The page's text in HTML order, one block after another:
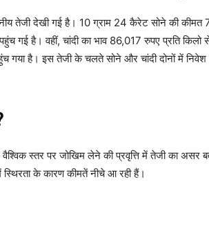
तेजी देखी गई है। 10 ग्राम 24 कैरेट सोने की कीमत
है। वहीं, चांदी का भाव 86,017 रुपए प्रति
गया है। इस तेजी के चलते सोने और चांदी दोनों में निवेश
स्तर पर जोखिम लेने की प्रवृत्ति में तेजी का असर
स्थिरता के कारण कीमतें नीचे आ रही हैं।